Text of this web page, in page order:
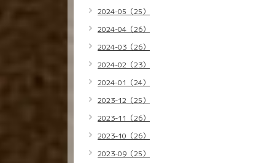
2024-05（25）
2024-04（26）
2024-03（26）
2024-02（23）
2024-01（24）
2023-12（25）
2023-11（26）
2023-10（26）
2023-09（25）